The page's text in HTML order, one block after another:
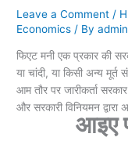
Leave a Comment /
Economics / Byadmin
फिएट मनी एक प्रकार की
या चांदी, या किसी अन्य मूर्त
आम तौर पर जारीकर्ता
और सरकारी विनियमन द्वारा
आइए